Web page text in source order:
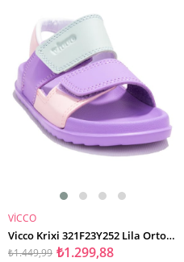
SEPETE EKLE
VİCCO
Vicco Krixi 321F23Y252 Lila Ortopedik Günlük Kız Çocuk Spor Sandalet
₺1.299,88
₺1.449,99